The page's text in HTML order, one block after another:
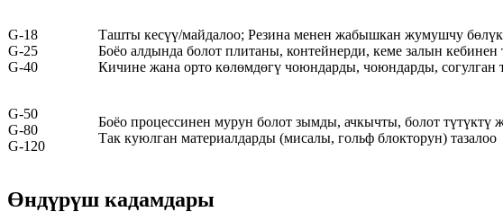
G-18
G-25
G-40
Ташты кесүү/майдалоо; Резина менен жабышкан жумушчу
Боёо алдында болот плитаны, контейнерди, кеме залын кебинен
Кичине жана орто көлөмдөгү чоюндарды, чоюндарды, согулган
G-50
G-80
G-120
Боёо процессинен мурун болот зымды, ачкычты, болот түтүктү
Так куюлган материалдарды (мисалы, гольф блокторун) тазалоо
Өндүрүш кадамдары